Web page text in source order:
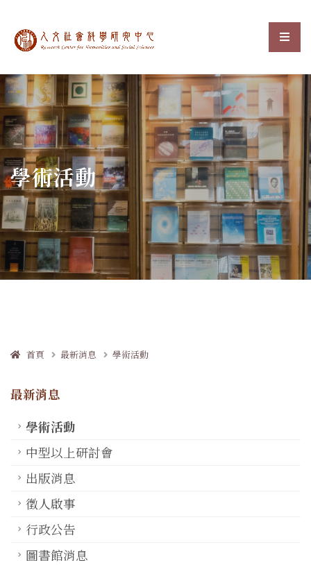
中央研究院人文社會科選
:::
學術活動
首頁 最新消息 學術活動
最新消息
學術活動
中型以上研討會
出版消息
徵人啟事
行政公告
圖書館消息